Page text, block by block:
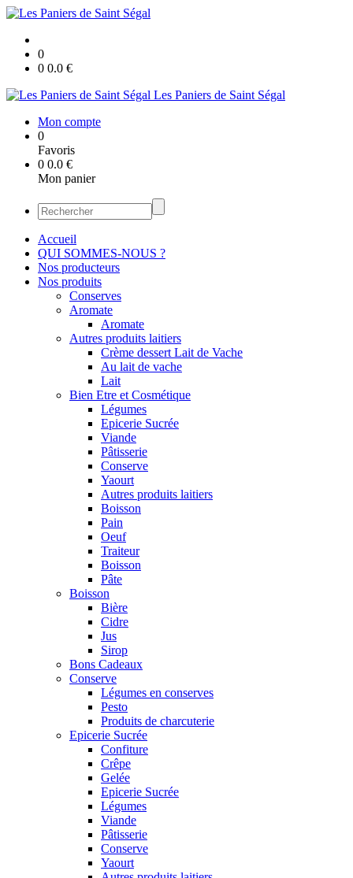
0
0 0.0 €
Les Paniers de Saint Ségal
Mon compte
0
Favoris
0 0.0 €
Mon panier
Accueil
QUI SOMMES-NOUS ?
Nos producteurs
Nos produits
Conserves
Aromate
Aromate
Autres produits laitiers
Crème dessert Lait de Vache
Au lait de vache
Lait
Bien Etre et Cosmétique
Légumes
Epicerie Sucrée
Viande
Pâtisserie
Conserve
Yaourt
Autres produits laitiers
Boisson
Pain
Oeuf
Traiteur
Boisson
Pâte
Boisson
Bière
Cidre
Jus
Sirop
Bons Cadeaux
Conserve
Légumes en conserves
Pesto
Produits de charcuterie
Epicerie Sucrée
Confiture
Crêpe
Gelée
Epicerie Sucrée
Légumes
Viande
Pâtisserie
Conserve
Yaourt